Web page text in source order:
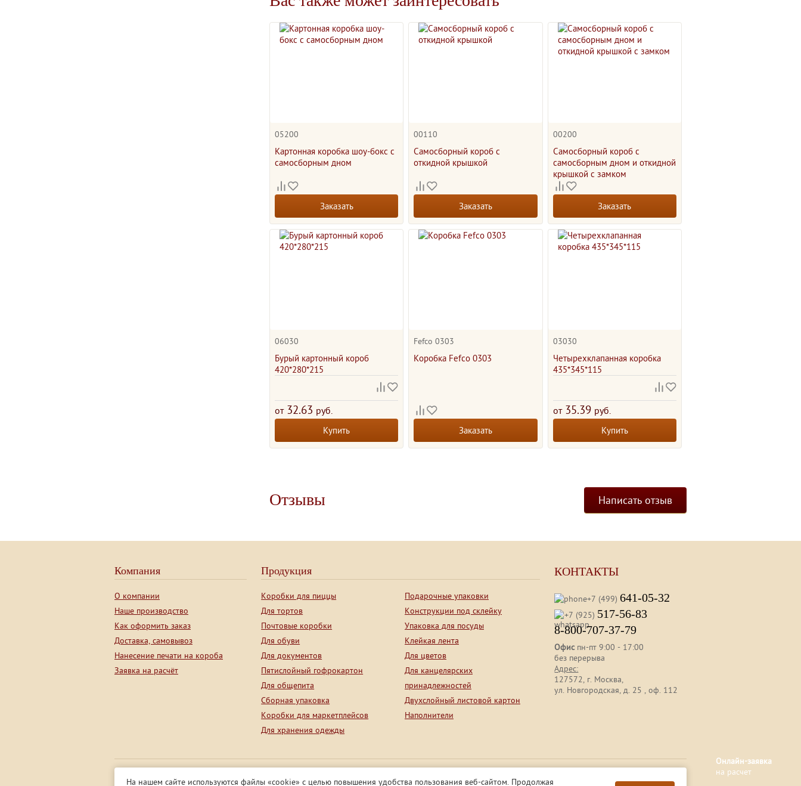
05200
Картонная коробка шоу-бокс с
самосборным дном
Заказать
00110
Самосборный короб с
откидной крышкой
Заказать
00200
Самосборный короб с
самосборным дном и откидной
крышкой с замком
Заказать
06030
Бурый картонный короб
420*280*215
от32.63 руб.
Купить
Fefco 0303
Коробка Fefco 0303
Заказать
03030
Четырехклапанная коробка
435*345*115
от35.39 руб.
Купить
Отзывы Написать отзыв
Онлайн-заявка
на расчет
Компания
О компании
Наше производство
Как оформить заказ
Доставка, самовывоз
Нанесение печати на короба
Заявка на расчёт
Продукция
Коробки для пиццы
Для тортов
Почтовые коробки
Для обуви
Для документов
Пятислойный гофрокартон
Для общепита
Сборная упаковка
Коробки для маркетплейсов
Для хранения одежды
Подарочные упаковки
Конструкции под склейку
Упаковка для посуды
Клейкая лента
Для цветов
Для канцелярских
принадлежностей
Двухслойный листовой картон
Наполнители
КОНТАКТЫ
+7 (499)641-05-32
+7 (925) 517-56-83
8-800-707-37-79
Офиспн-пт 9:00 - 17:00
без перерыва
Адрес:
127572, г. Москва,
ул. Новгородская, д. 25 , оф. 112
На нашем сайте используются файлы «cookie» с целью повышения удобства пользования веб-сайтом. Продолжая